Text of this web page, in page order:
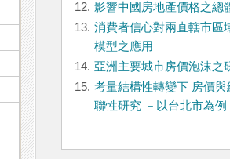
12. 影響中國房地產價格之總
13. 消費者信心對兩直轄市區
模型之應用
14. 亞洲主要城市房價泡沫之
15. 考量結構性轉變下 房價
聯性研究 －以台北市為例